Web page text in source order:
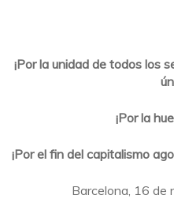
¡Por la unidad de todos los
¡Por la
¡Por el fin del capitalismo
Barcelona, 16 de